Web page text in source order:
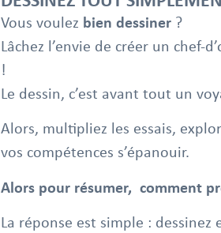
Vous voulez bien dessiner?
Lâchez l’envie de créer un
!
Le dessin, c’est avant tout un
Alors, multipliez les essais,
vos compétences s’épanouir.
Alors pour résumer, comment
La réponse est simple :